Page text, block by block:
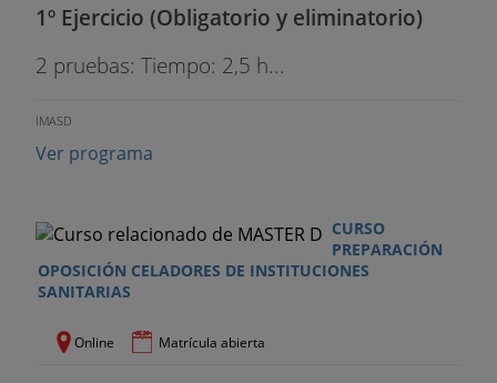
1º Ejercicio (Obligatorio y eliminatorio)
2 pruebas: Tiempo: 2,5 h...
IMASD
Ver programa
CURSO
PREPARACIÓN
OPOSICIÓN CELADORES DE INSTITUCIONES
SANITARIAS
Online Matrícula abierta